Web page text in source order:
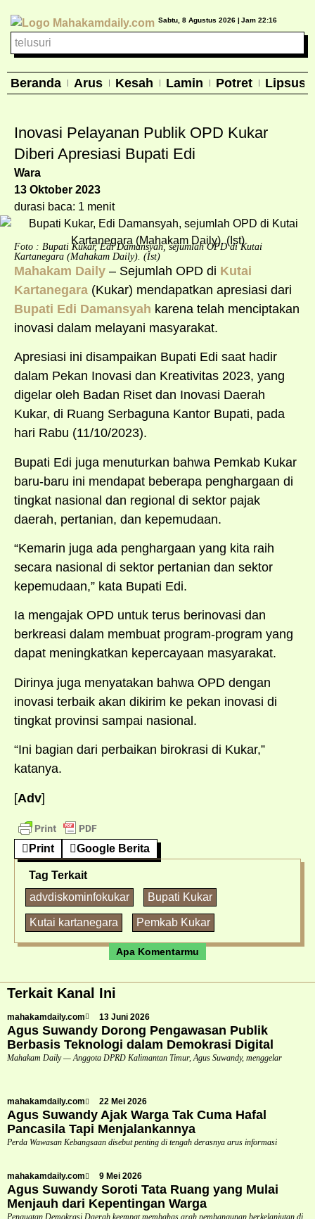
Sabtu, 8 Agustus 2026 | Jam 22:16
Beranda Arus Kesah Lamin Potret Lipsus
Inovasi Pelayanan Publik OPD Kukar
Diberi Apresiasi Bupati Edi
Wara
13 Oktober 2023
durasi baca: 1 menit
Foto : Bupati Kukar, Edi Damansyah, sejumlah OPD di Kutai
Kartanegara (Mahakam Daily). (Ist)
Mahakam Daily – Sejumlah OPD di Kutai
Kartanegara (Kukar) mendapatkan apresiasi dari
Bupati Edi Damansyah karena telah menciptakan
inovasi dalam melayani masyarakat.
Apresiasi ini disampaikan Bupati Edi saat hadir
dalam Pekan Inovasi dan Kreativitas 2023, yang
digelar oleh Badan Riset dan Inovasi Daerah
Kukar, di Ruang Serbaguna Kantor Bupati, pada
hari Rabu (11/10/2023).
Bupati Edi juga menuturkan bahwa Pemkab Kukar
baru-baru ini mendapat beberapa penghargaan di
tingkat nasional dan regional di sektor pajak
daerah, pertanian, dan kepemudaan.
“Kemarin juga ada penghargaan yang kita raih
secara nasional di sektor pertanian dan sektor
kepemudaan,” kata Bupati Edi.
Ia mengajak OPD untuk terus berinovasi dan
berkreasi dalam membuat program-program yang
dapat meningkatkan kepercayaan masyarakat.
Dirinya juga menyatakan bahwa OPD dengan
inovasi terbaik akan dikirim ke pekan inovasi di
tingkat provinsi sampai nasional.
“Ini bagian dari perbaikan birokrasi di Kukar,”
katanya.
[Adv]
Print Google Berita
Tag Terkait
advdiskominfokukar
Bupati Kukar
Kutai kartanegara Pemkab Kukar
Apa Komentarmu
Terkait Kanal Ini
mahakamdaily.com 13 Juni 2026
Agus Suwandy Dorong Pengawasan Publik
Berbasis Teknologi dalam Demokrasi Digital
Mahakam Daily — Anggota DPRD Kalimantan Timur, Agus Suwandy, menggelar
mahakamdaily.com 22 Mei 2026
Agus Suwandy Ajak Warga Tak Cuma Hafal
Pancasila Tapi Menjalankannya
Perda Wawasan Kebangsaan disebut penting di tengah derasnya arus informasi
mahakamdaily.com 9 Mei 2026
Agus Suwandy Soroti Tata Ruang yang Mulai
Menjauh dari Kepentingan Warga